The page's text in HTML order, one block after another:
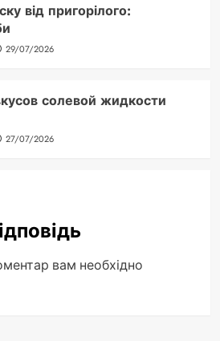
від пригорілого:
29/07/2026
солевой жидкости
27/07/2026
вам необхідно